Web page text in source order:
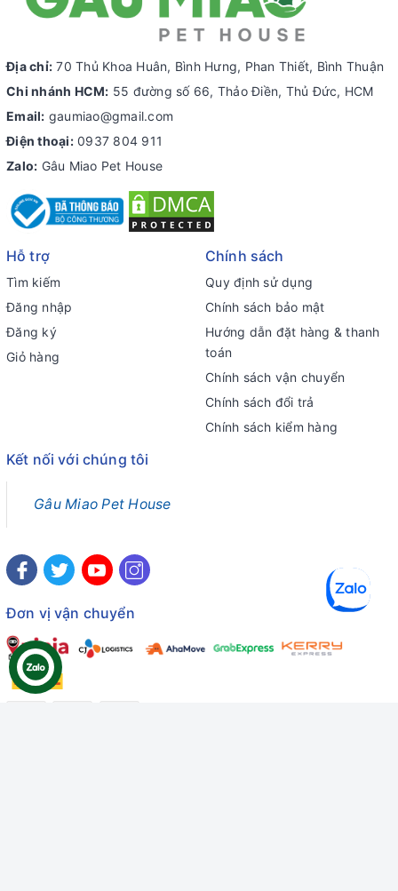
Địa chỉ: 70 Thủ Khoa Huân, Bình Hưng, Phan Thiết, Bình Thuận
Chi nhánh HCM: 55 đường số 66, Thảo Điền, Thủ Đức, HCM
Email: gaumiao@gmail.com
Điện thoại: 0937 804 911
Zalo: Gâu Miao Pet House
Hỗ trợ
Tìm kiếm
Đăng nhập
Đăng ký
Giỏ hàng
Chính sách
Quy định sử dụng
Chính sách bảo mật
Hướng dẫn đặt hàng & thanh
toán
Chính sách vận chuyển
Chính sách đổi trả
Chính sách kiểm hàng
Kết nối với chúng tôi
Gâu Miao Pet House
Đơn vị vận chuyển